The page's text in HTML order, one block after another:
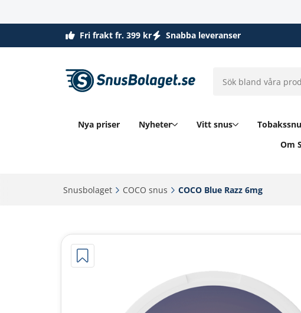
Fri frakt fr. 399 kr Snabba leveranser
Nya priser Nyheter Vitt snus
Om
Snusbolaget‎ COCO snus‎ COCO Blue Razz 6mg‎